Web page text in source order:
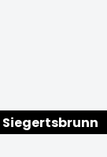
Siegertsbrunn